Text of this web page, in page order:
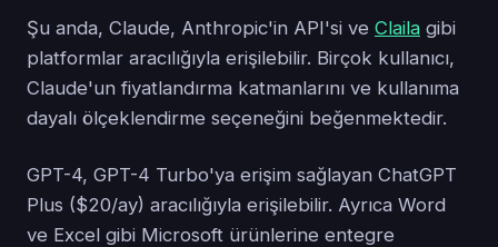
Şu anda, Claude, Anthropic'in API'si ve Claila gibi
platformlar aracılığıyla erişilebilir. Birçok kullanıcı,
Claude'un fiyatlandırma katmanlarını ve kullanıma
dayalı ölçeklendirme seçeneğini beğenmektedir.
GPT-4, GPT-4 Turbo'ya erişim sağlayan ChatGPT
Plus ($20/ay) aracılığıyla erişilebilir. Ayrıca Word
ve Excel gibi Microsoft ürünlerine entegre